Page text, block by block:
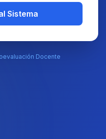
Sistema
Docente